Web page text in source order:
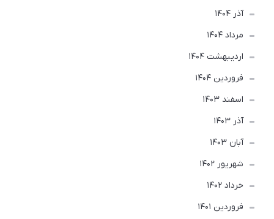
آذر 1404
مرداد 1404
ارديبهشت 1404
فروردین 1404
اسفند 1403
آذر 1403
آبان 1403
شهریور 1402
خرداد 1402
فروردین 1401